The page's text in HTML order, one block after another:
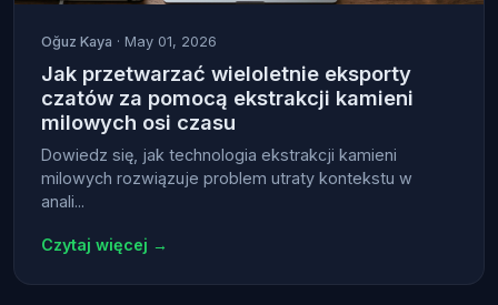
Oğuz Kaya · May 01, 2026
Jak przetwarzać wieloletnie eksporty
czatów za pomocą ekstrakcji kamieni
milowych osi czasu
Dowiedz się, jak technologia ekstrakcji kamieni
milowych rozwiązuje problem utraty kontekstu w
anali...
Czytaj więcej →